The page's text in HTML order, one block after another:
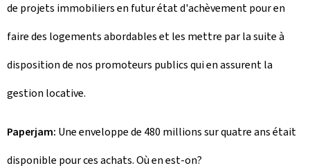
de projets immobiliers en futur état d'achèvement pour en
faire des logements abordables et les mettre par la suite à
disposition de nos promoteurs publics qui en assurent la
gestion locative.
Paperjam: Une enveloppe de 480 millions sur quatre ans était
disponible pour ces achats. Où en est-on?